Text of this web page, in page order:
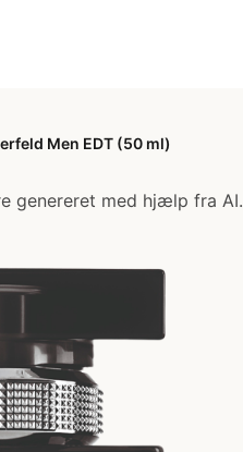
Men EDT (50 ml)
genereret med hjælp fra AI.